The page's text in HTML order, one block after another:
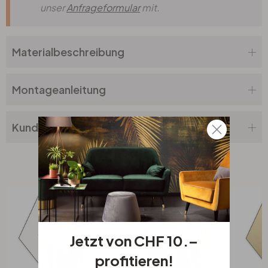
unserAnfrageformularmit.
Materialbeschreibung
Montageanleitung
Kundenbewertung
Verwandte Produkte
Jetzt von CHF 10.–
profitieren!